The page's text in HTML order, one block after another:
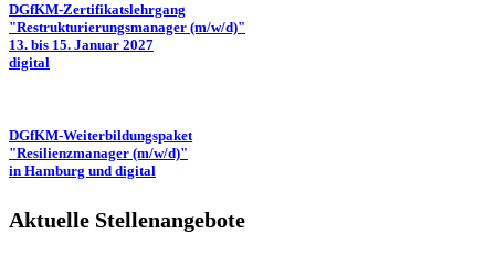
DGfKM-Zertifikatslehrgang
"Restrukturierungsmanager (m/w/d)"
13. bis 15. Januar 2027
digital
DGfKM-Weiterbildungspaket
"Resilienzmanager (m/w/d)"
in Hamburg und digital
Aktuelle Stellenangebote